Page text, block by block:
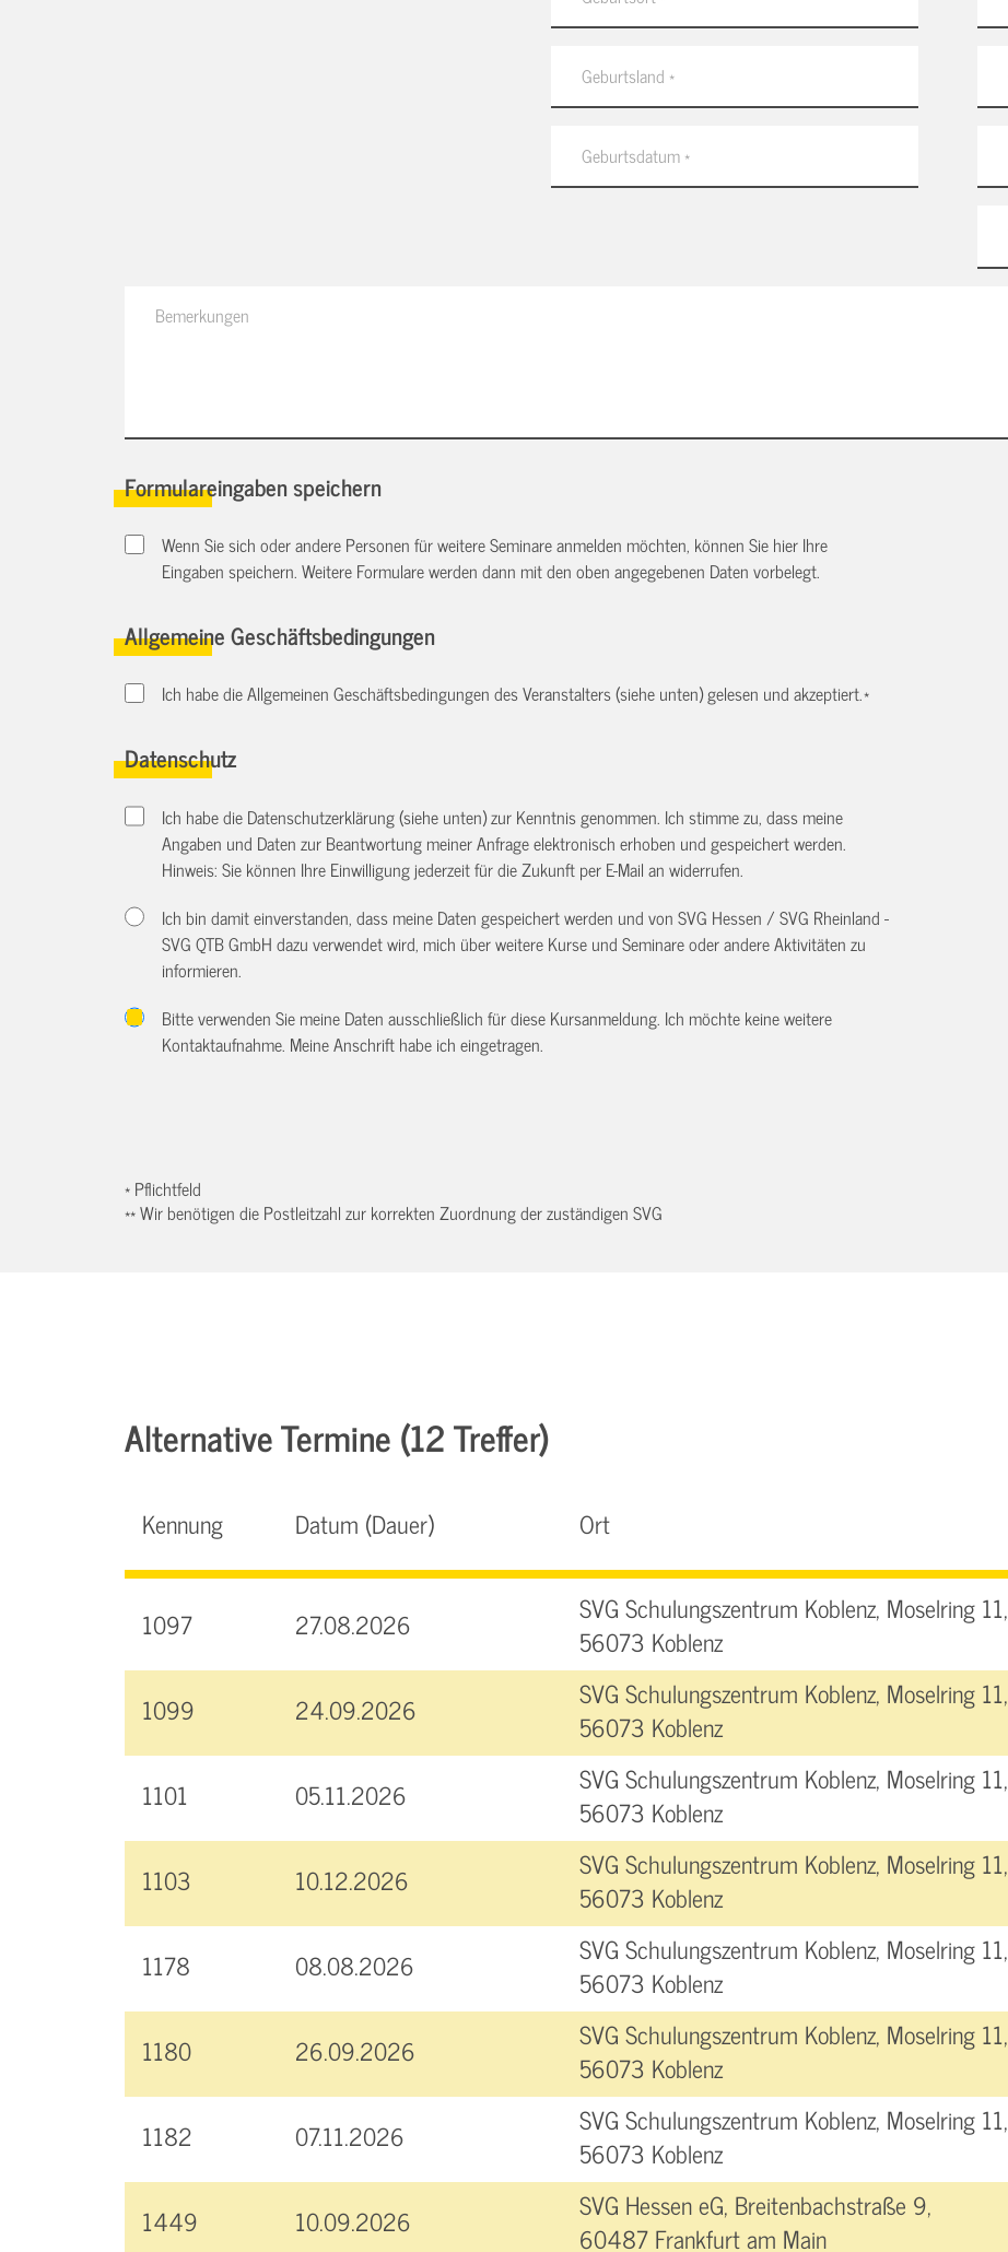
Formulareingaben speichern
Wenn Sie sich oder andere Personen für weitere Seminare anmelden möchten, können Sie hier Ihre
Eingaben speichern. Weitere Formulare werden dann mit den oben angegebenen Daten vorbelegt.
Allgemeine Geschäftsbedingungen
Ich habe die Allgemeinen Geschäftsbedingungen des Veranstalters (siehe unten) gelesen und akzeptiert.*
Datenschutz
Ich habe die Datenschutzerklärung (siehe unten) zur Kenntnis genommen. Ich stimme zu, dass meine
Angaben und Daten zur Beantwortung meiner Anfrage elektronisch erhoben und gespeichert werden.
Hinweis: Sie können Ihre Einwilligung jederzeit für die Zukunft per E-Mail anwiderrufen.
Ich bin damit einverstanden, dass meine Daten gespeichert werden und von SVG Hessen / SVG Rheinland -
SVG QTB GmbH dazu verwendet wird, mich über weitere Kurse und Seminare oder andere Aktivitäten zu
informieren.
Bitte verwenden Sie meine Daten ausschließlich für diese Kursanmeldung. Ich möchte keine weitere
Kontaktaufnahme. Meine Anschrift habe ich eingetragen.
* Pflichtfeld
** Wir benötigen die Postleitzahl zur korrekten Zuordnung der zuständigen SVG
Alternative Termine (12 Treffer)
Kennung Datum (Dauer) Ort
1097 27.08.2026
SVG Schulungszentrum Koblenz, Moselring 11,
56073 Koblenz
1099 24.09.2026
SVG Schulungszentrum Koblenz, Moselring 11,
56073 Koblenz
1101 05.11.2026
SVG Schulungszentrum Koblenz, Moselring 11,
56073 Koblenz
1103 10.12.2026
SVG Schulungszentrum Koblenz, Moselring 11,
56073 Koblenz
1178 08.08.2026
SVG Schulungszentrum Koblenz, Moselring 11,
56073 Koblenz
1180 26.09.2026
SVG Schulungszentrum Koblenz, Moselring 11,
56073 Koblenz
1182 07.11.2026
SVG Schulungszentrum Koblenz, Moselring 11,
56073 Koblenz
1449 10.09.2026
SVG Hessen eG, Breitenbachstraße 9,
60487 Frankfurt am Main